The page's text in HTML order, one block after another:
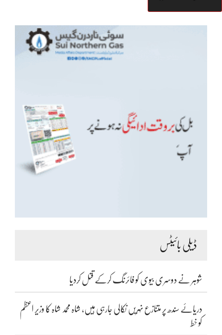
ڈیلی بائیٹس
شوہر نے دوسری بیوی کو فائرنگ کرکے قتل کردیا
دریائے سندھ پر متنازع نہریں نکالی جارہی ہیں، شاہ محمد شاہ کا وزیر اعظم
کو خط